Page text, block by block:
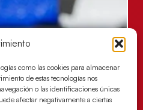
como las cookies para almacenar
de estas tecnologías nos
o las identificaciones únicas
afectar negativamente a ciertas